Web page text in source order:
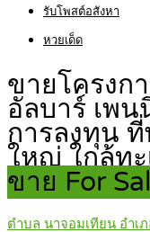
รับโพสต์อสังหา
หวยเด็ด
ขายโครงก
อัลบาร์ เพ
การลงทุน
ใหญ่ ใกล้ท
ขาย For
ตำบล นาจอมเทียน อำเ